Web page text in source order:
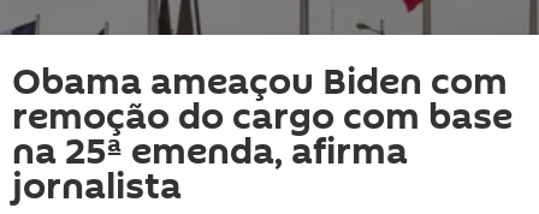
Obama ameaçou Biden com
remoção do cargo com base
na 25ª emenda, afirma
jornalista